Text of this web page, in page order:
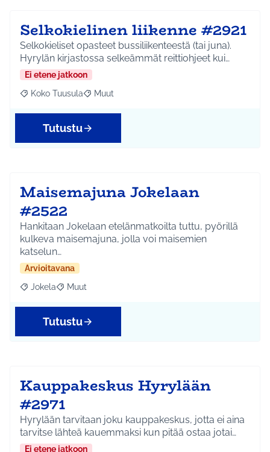
Selkokielinen liikenne #2921
Selkokieliset opasteet bussiliikenteestä (tai juna).
Hyrylän kirjastossa selkeämmät reittiohjeet kui…
Ei etene jatkoon
Rajaa tulokset aihepiirin mukaan: Koko Tuusula
Koko Tuusula Rajaa tulokset teeman mukaan: Muut
Muut
Tutustu
Maisemajuna Jokelaan
#2522
Hankitaan Jokelaan etelänmatkoilta tuttu, pyörillä
kulkeva maisemajuna, jolla voi maisemien
katselun…
Arvioitavana
Rajaa tulokset aihepiirin mukaan: Jokela
Jokela Rajaa tulokset teeman mukaan: Muut
Muut
Tutustu
Kauppakeskus Hyrylään
#2971
Hyrylään tarvitaan joku kauppakeskus, jotta ei aina
tarvitse lähteä kauemmaksi kun pitää ostaa jotai…
Ei etene jatkoon